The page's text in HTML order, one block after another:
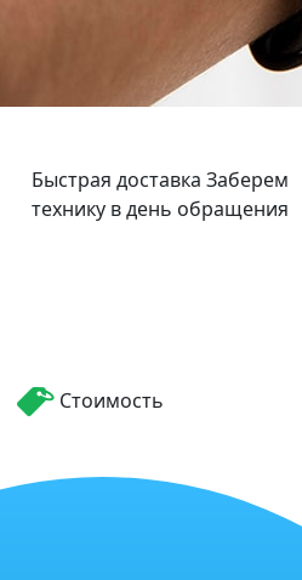
Быстрая доставка Заберем
технику в день обращения
Стоимость